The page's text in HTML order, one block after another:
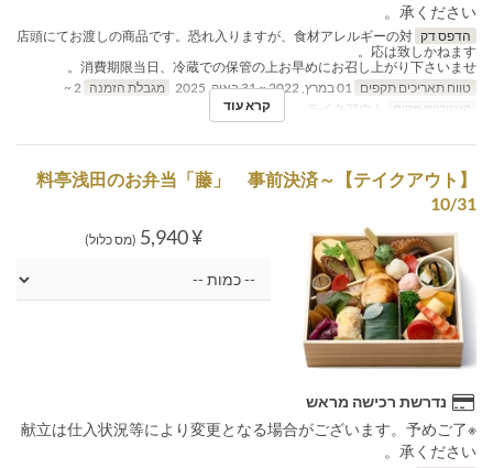
承ください。
הדפס דק 店頭にてお渡しの商品です。恐れ入りますが、食材アレルギーの対
応は致しかねます。
消費期限当日、冷蔵での保管の上お早めにお召し上がり下さいませ。
טווח תאריכים תקפים
מגבלת הזמנה
קטגוריית מקום
קרא עוד
【テイクアウト】料亭浅田のお弁当「藤」 事前決済～
10/31
¥ 5,940 (מס כלול)
נדרשת רכישה מראש
※献立は仕入状況等により変更となる場合がございます。予めご了
承ください。